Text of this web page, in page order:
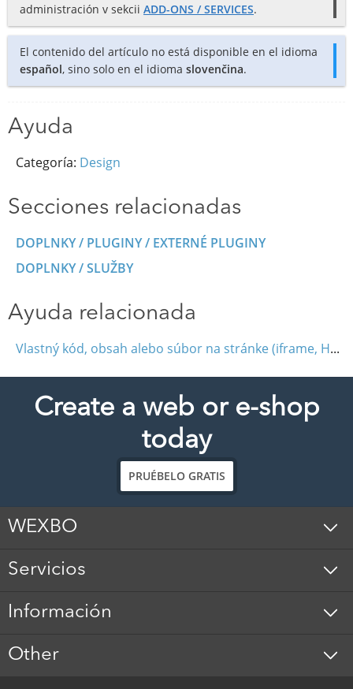
administración v sekcii ADD-ONS / SERVICES.
El contenido del artículo no está disponible en el idioma
español, sino solo en el idioma slovenčina.
Ayuda
Categoría: Design
Secciones relacionadas
DOPLNKY / PLUGINY / EXTERNÉ PLUGINY
DOPLNKY / SLUŽBY
Ayuda relacionada
Vlastný kód, obsah alebo súbor na stránke (iframe, HTML, JavaScript)
Create a web or e-shop
today
PRUÉBELO GRATIS
WEXBO
Servicios
Información
Other